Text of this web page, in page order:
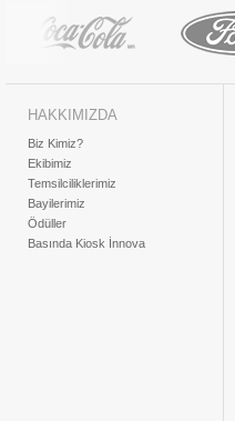
HAKKIMIZDA
Biz Kimiz?
Ekibimiz
Temsilciliklerimiz
Bayilerimiz
Ödüller
Basında Kiosk İnnova